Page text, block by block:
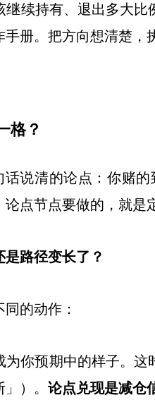
续持有、退出多大
册。把方向想清楚，
格？
说清的论点：你赌
点节点要做的，就
路径变长了？
的动作：
你预期中的样子。
）。 论点兑现是减仓